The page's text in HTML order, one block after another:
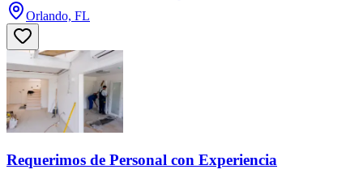
Orlando, FL
Requerimos de Personal con Experiencia